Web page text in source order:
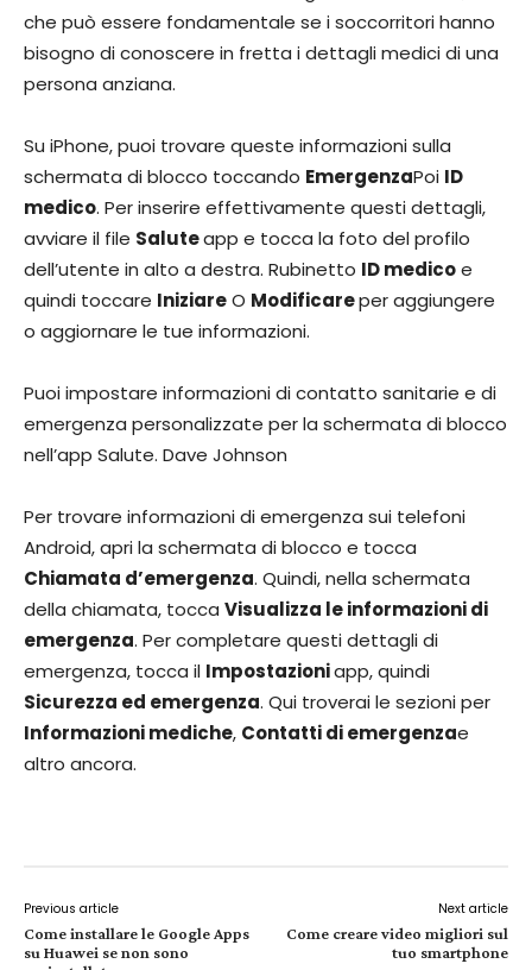
che può essere fondamentale se i soccorritori hanno
bisogno di conoscere in fretta i dettagli medici di una
persona anziana.
Su iPhone, puoi trovare queste informazioni sulla
schermata di blocco toccando EmergenzaPoi ID
medico. Per inserire effettivamente questi dettagli,
avviare il file Saluteapp e tocca la foto del profilo
dell’utente in alto a destra. Rubinetto ID medicoe
quindi toccare IniziareO Modificareper aggiungere
o aggiornare le tue informazioni.
Puoi impostare informazioni di contatto sanitarie e di
emergenza personalizzate per la schermata di blocco
nell’app Salute. Dave Johnson
Per trovare informazioni di emergenza sui telefoni
Android, apri la schermata di blocco e tocca
Chiamata d’emergenza. Quindi, nella schermata
della chiamata, tocca Visualizza le informazioni di
emergenza. Per completare questi dettagli di
emergenza, tocca il Impostazioniapp, quindi
Sicurezza ed emergenza. Qui troverai le sezioni per
Informazioni mediche, Contatti di emergenzae
altro ancora.
Previous article
Come installare le Google Apps
su Huawei se non sono
Next article
Come creare video migliori sul
tuo smartphone